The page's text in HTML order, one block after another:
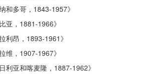
和多哥，1843-1957》
亚，1881-1966》
利昂，1893-1961》
维，1907-1967》
利亚和喀麦隆，1887-1962》